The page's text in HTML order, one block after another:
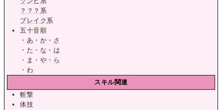
？？？系
ブレイク系
五十音順
・ あ ・ か ・ さ
・ た ・ な ・ は
・ ま ・ や ・ ら
・ わ
スキル関連
斬撃
体技